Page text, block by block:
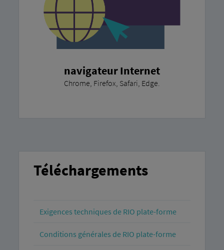
navigateur Internet
Chrome, Firefox, Safari, Edge.
Téléchargements
Exigences techniques de RIO plate-forme
Conditions générales de RIO plate-forme